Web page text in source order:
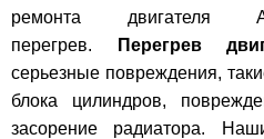
ремонта двигателя
перегрев.
Перегрев
серьезные повреждения,
блока цилиндров,
засорение радиатора.